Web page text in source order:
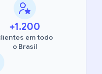
+1.200
em todo
o Brasil